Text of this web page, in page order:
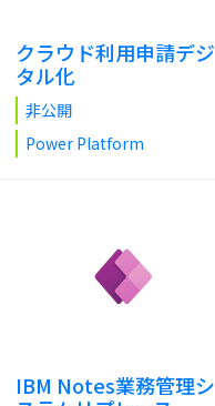
クラウド利用申請デジ
タル化
非公開
Power Platform
IBM Notes業務管理シ